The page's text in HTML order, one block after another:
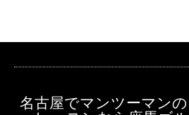
名古屋でマンツーマン